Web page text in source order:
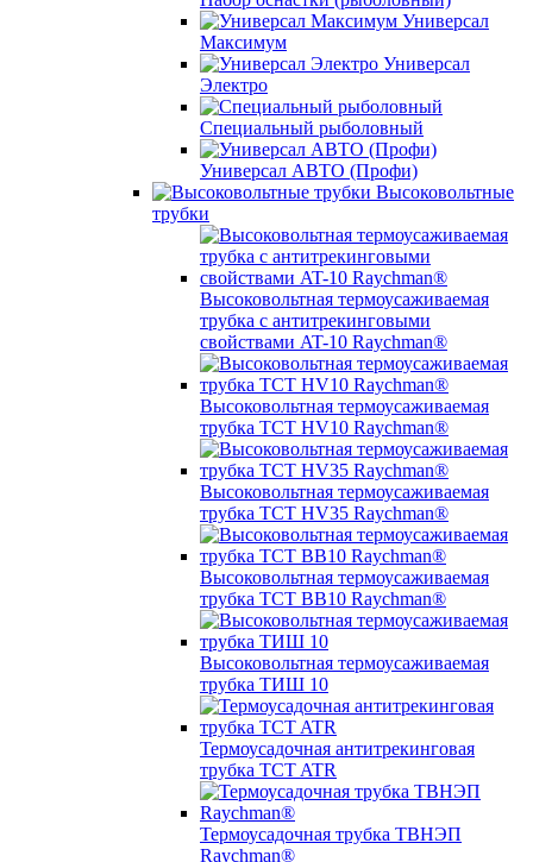
Универсал
Максимум
Универсал
Электро
Специальный рыболовный
Универсал АВТО (Профи)
Высоковольтные
трубки
Высоковольтная термоусаживаемая
трубка с антитрекинговыми
свойствами AT-10 Raychman®
Высоковольтная термоусаживаемая
трубка TCT HV10 Raychman®
Высоковольтная термоусаживаемая
трубка TCT HV35 Raychman®
Высоковольтная термоусаживаемая
трубка TCT BB10 Raychman®
Высоковольтная термоусаживаемая
трубка ТИШ 10
Термоусадочная антитрекинговая
трубка TCT ATR
Термоусадочная трубка ТВНЭП
Raychman®